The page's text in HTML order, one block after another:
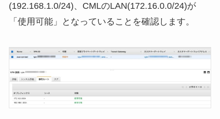
(192.168.1.0/24)、CMLのLAN(172.16.0.0/24)が
「使用可能」となっていることを確認します。